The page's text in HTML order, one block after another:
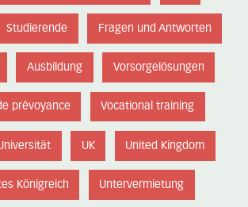
Studierende Fragen und Antworten
Ausbildung Vorsorgelösungen
prévoyance Vocational training
UK United Kingdom
Königreich Untervermietung